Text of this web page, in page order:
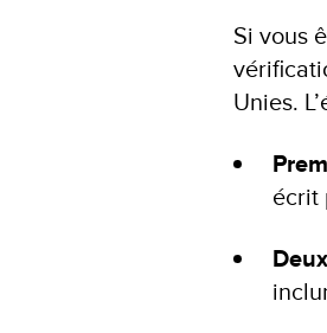
Si vous
Unies.
écrit